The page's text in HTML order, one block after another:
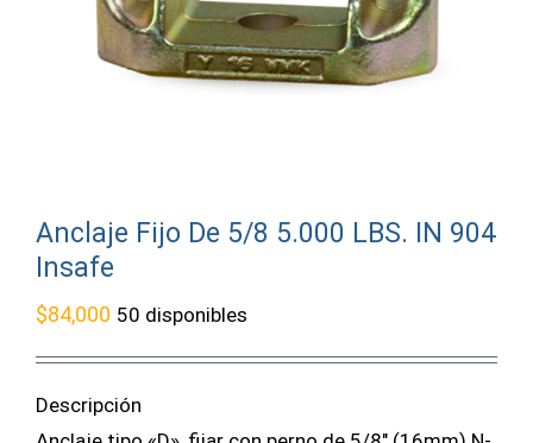
Anclaje Fijo De 5/8 5.000 LBS. IN 904
Insafe
$84,000 50 disponibles
Descripción